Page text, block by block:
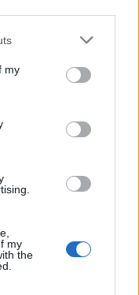
my
my
the
varbūt tieši tāpēc,
sastopamību
par šo tēmu un
sniedzējiem,
Akmentiņa-
vispirms ir
tuvplānā. Tāpēc